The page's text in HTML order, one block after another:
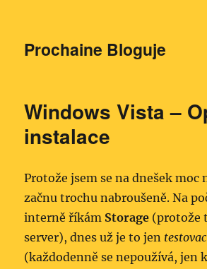
Prochaine Bloguje
Windows Vista –
instalace
Protože jsem se na dnešek moc
začnu trochu nabroušeně. Na
interně říkám Storage (protože
server), dnes už je to jen
(každodenně se nepoužívá, jen